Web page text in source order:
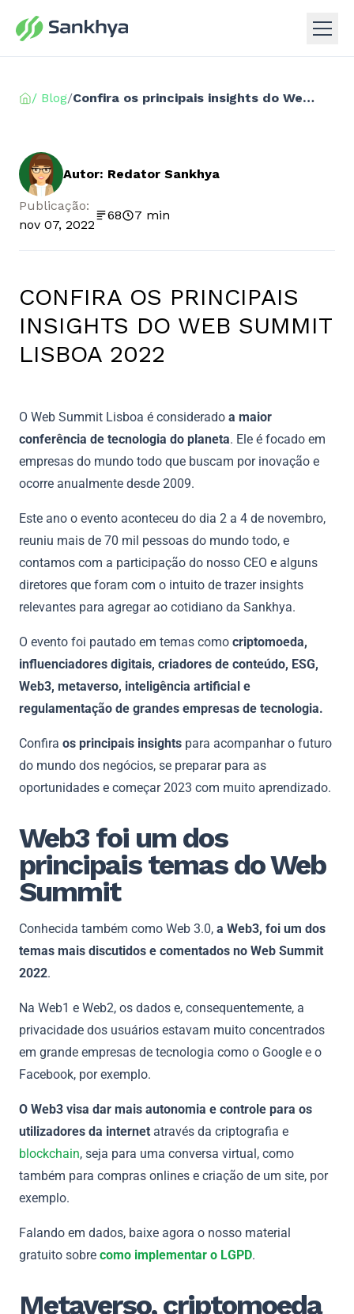
/ Blog/ Confira os principais insights do Web Summit Lisboa 2022
Autor: Redator Sankhya
Publicação:
nov 07, 2022
68 7 min
CONFIRA OS PRINCIPAIS
INSIGHTS DO WEB SUMMIT
LISBOA 2022
O Web Summit Lisboa é considerado a maior
conferência de tecnologia do planeta. Ele é focado em
empresas do mundo todo que buscam por inovação e
ocorre anualmente desde 2009.
Este ano o evento aconteceu do dia 2 a 4 de novembro,
reuniu mais de 70 mil pessoas do mundo todo, e
contamos com a participação do nosso CEO e alguns
diretores que foram com o intuito de trazer insights
relevantes para agregar ao cotidiano da Sankhya.
O evento foi pautado em temas como criptomoeda,
influenciadores digitais, criadores de conteúdo, ESG,
Web3, metaverso, inteligência artificial e
regulamentação de grandes empresas de tecnologia.
Confira os principais insights para acompanhar o futuro
do mundo dos negócios, se preparar para as
oportunidades e começar 2023 com muito aprendizado.
Web3 foi um dos
principais temas do Web
Summit
Conhecida também como Web 3.0, a Web3, foi um dos
temas mais discutidos e comentados no Web Summit
2022.
Na Web1 e Web2, os dados e, consequentemente, a
privacidade dos usuários estavam muito concentrados
em grande empresas de tecnologia como o Google e o
Facebook, por exemplo.
O Web3 visa dar mais autonomia e controle para os
utilizadores da internet através da criptografia e
blockchain, seja para uma conversa virtual, como
também para compras onlines e criação de um site, por
exemplo.
Falando em dados, baixe agora o nosso material
gratuito sobre como implementar o LGPD.
Metaverso, criptomoeda